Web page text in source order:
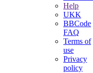
Help
UKK
BBCode
FAQ
Terms of
use
Privacy
policy